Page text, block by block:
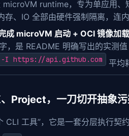
microVM runtime，专为单应用
、IO 全部由硬件强制隔离，连内
成 microVM 启动 + OCI 镜像加
，是 README 明确写出的实测
I https://api.github.com 平均
Project，一刀切开抽象
工具”，它是一套分层执行契约